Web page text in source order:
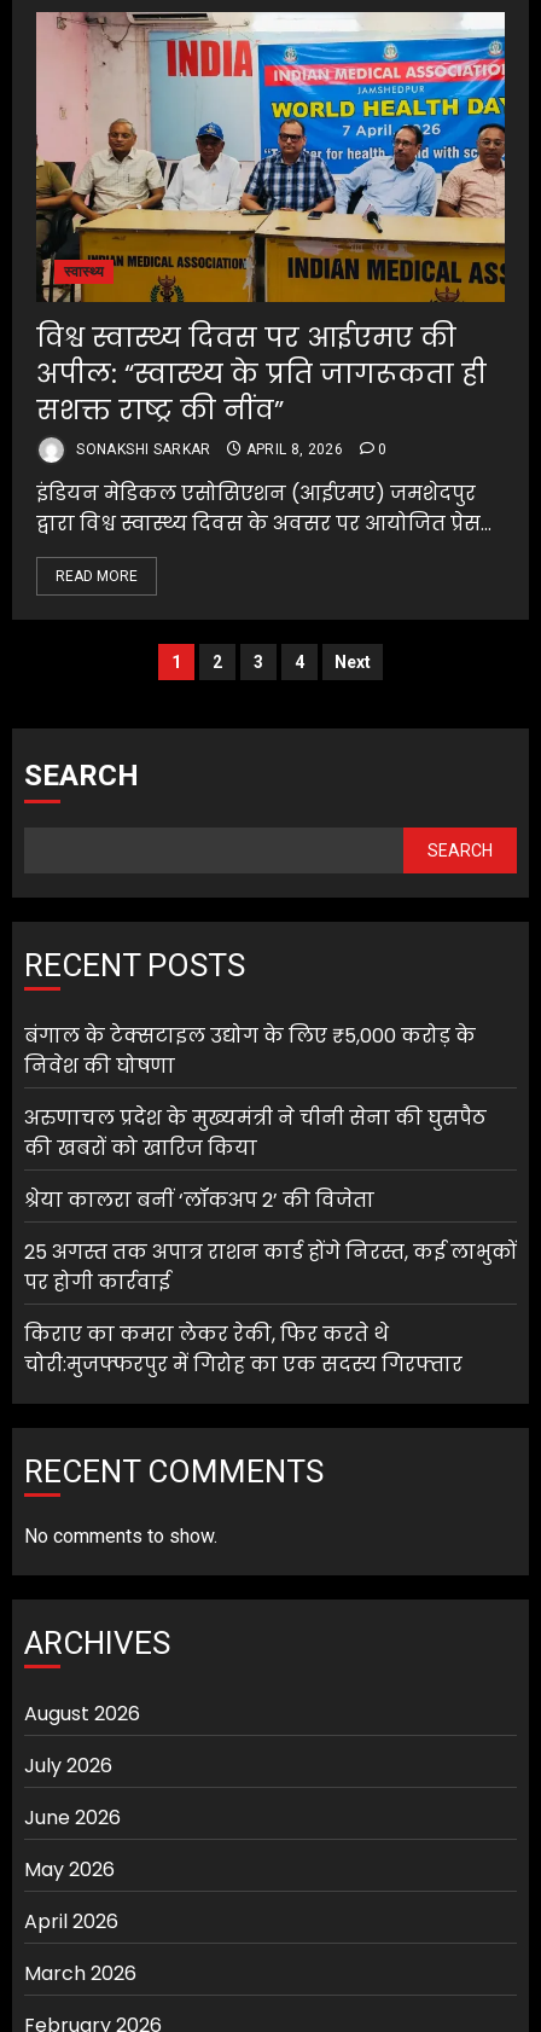
स्वास्थ्य
विश्व स्वास्थ्य दिवस पर आईएमए की
अपील: “स्वास्थ्य के प्रति जागरूकता ही
सशक्त राष्ट्र की नींव”
SONAKSHI SARKAR APRIL 8, 2026 0
इंडियन मेडिकल एसोसिएशन (आईएमए) जमशेदपुर
द्वारा विश्व स्वास्थ्य दिवस के अवसर पर आयोजित प्रेस...
READ MORE
1 2 3 4 Next
SEARCH
SEARCH
RECENT POSTS
बंगाल के टेक्सटाइल उद्योग के लिए ₹5,000 करोड़ के
निवेश की घोषणा
अरुणाचल प्रदेश के मुख्यमंत्री ने चीनी सेना की घुसपैठ
की खबरों को खारिज किया
श्रेया कालरा बनीं ‘लॉकअप 2’ की विजेता
25 अगस्त तक अपात्र राशन कार्ड होंगे निरस्त, कई लाभुकों
पर होगी कार्रवाई
किराए का कमरा लेकर रेकी, फिर करते थे
चोरी:मुजफ्फरपुर में गिरोह का एक सदस्य गिरफ्तार
RECENT COMMENTS
No comments to show.
ARCHIVES
August 2026
July 2026
June 2026
May 2026
April 2026
March 2026
February 2026